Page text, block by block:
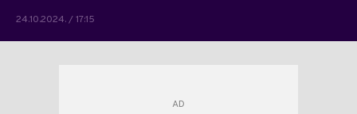
24.10.2024. / 17:15